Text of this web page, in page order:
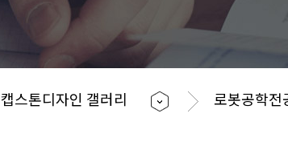
캡스톤디자인 갤러리 로봇공학전